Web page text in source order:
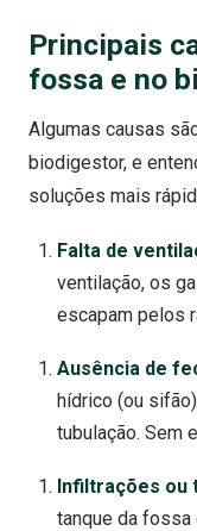
Principais
fossa e no
Algumas causas
biodigestor, e
soluções mais
Falta de
ventilação, os
escapam pelos
Ausência de
hídrico (ou
tubulação. Sem
Infiltrações ou
tanque da